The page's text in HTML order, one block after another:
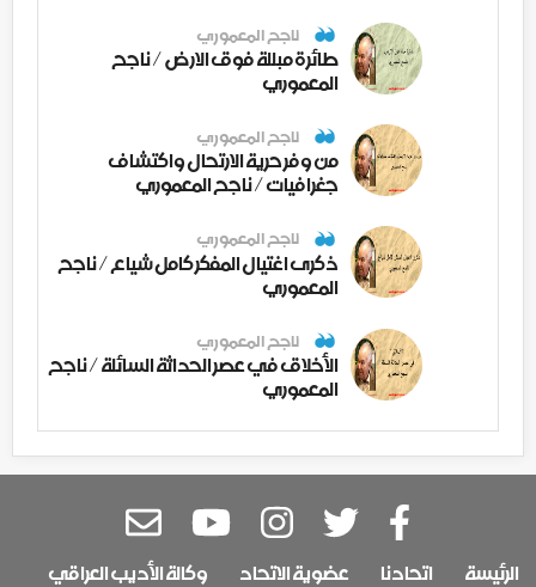
ناجح المعموري
طائرة مبللة فوق الارض / ناجح
المعموري
ناجح المعموري
من وفر حرية الارتحال واكتشاف
جغرافيات / ناجح المعموري
ناجح المعموري
ذكرى اغتيال المفكر كامل شياع / ناجح
المعموري
ناجح المعموري
الأخلاق في عصر الحداثة السائلة / ناجح
المعموري
الرئيسة اتحادنا عضوية الاتحاد
وكالة الأديب العراقي